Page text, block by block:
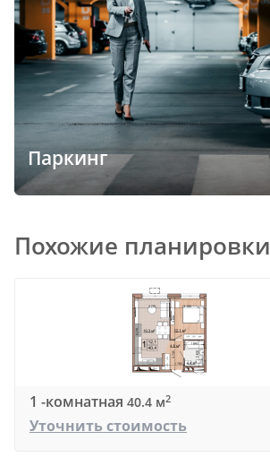
Паркинг
Похожие планировки
1 -комнатная 40.4 м2
Уточнить стоимость